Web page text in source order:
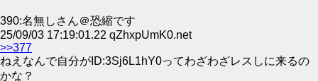
390:名無しさん＠恐縮です
25/09/03 17:19:01.22 qZhxpUmK0.net
>>377
ねえなんで自分がID:3Sj6L1hY0ってわざわざレスしに来るの
かな？